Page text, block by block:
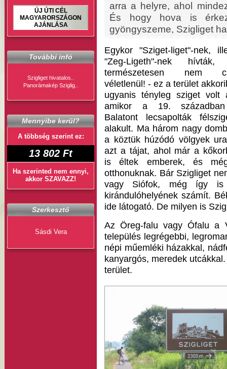
arra a helyre, ahol
És hogy hova is
gyöngyszeme, Szigliget
Egykor "Sziget-liget"-nek,
"Zeg-Ligeth"-nek
természetesen nem
véletlenül! - ez a terület
ugyanis tényleg sziget volt
amikor a 19.
Balatont lecsapolták
alakult. Ma három nagy
a köztük húzódó völgyek
azt a tájat, ahol már a
is éltek emberek, és
otthonuknak. Bár Szigliget
vagy Siófok, még így is
kirándulóhelyének számít.
ide látogató. De milyen is
Az Öreg-falu vagy Ófalu a
település legrégebbi,
népi műemléki házakkal,
kanyargós, meredek
terület.
ÚJ ÚTI CÉL
MAGYARORSZÁGON
AJÁNLÁSA
További infó
Szigliget hivatalos..
Panorámakép Sziglig..
Mennyibe kerül?
A többség szerint ez:
13 802 Ft
Ha szerinted nem ennyi,
akkor SZAVAZZ!
Szerkesztő
Sásdi Vera